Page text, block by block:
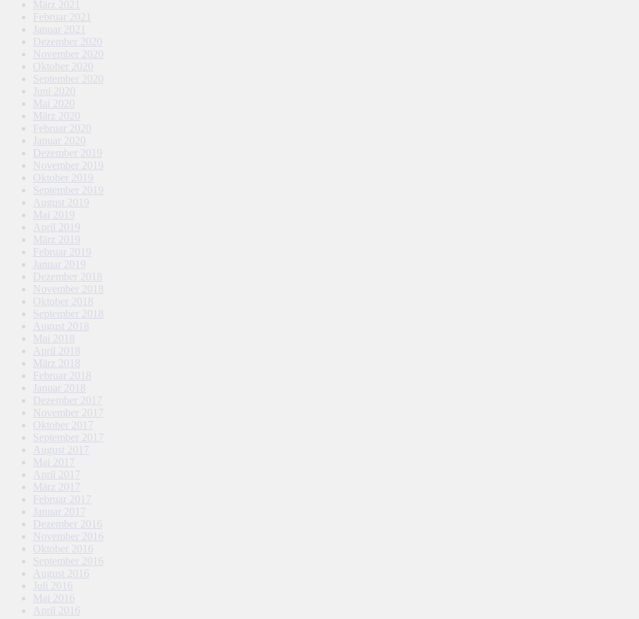
März 2021
Februar 2021
Januar 2021
Dezember 2020
November 2020
Oktober 2020
September 2020
Juni 2020
Mai 2020
März 2020
Februar 2020
Januar 2020
Dezember 2019
November 2019
Oktober 2019
September 2019
August 2019
Mai 2019
April 2019
März 2019
Februar 2019
Januar 2019
Dezember 2018
November 2018
Oktober 2018
September 2018
August 2018
Mai 2018
April 2018
März 2018
Februar 2018
Januar 2018
Dezember 2017
November 2017
Oktober 2017
September 2017
August 2017
Mai 2017
April 2017
März 2017
Februar 2017
Januar 2017
Dezember 2016
November 2016
Oktober 2016
September 2016
August 2016
Juli 2016
Mai 2016
April 2016